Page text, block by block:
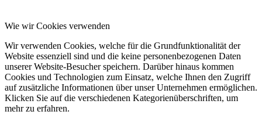
Wie wir Cookies verwenden
Wir verwenden Cookies, welche für die Grundfunktionalität der
Website essenziell sind und die keine personenbezogenen Daten
unserer Website-Besucher speichern. Darüber hinaus kommen
Cookies und Technologien zum Einsatz, welche Ihnen den Zugriff
auf zusätzliche Informationen über unser Unternehmen ermöglichen.
Klicken Sie auf die verschiedenen Kategorienüberschriften, um
mehr zu erfahren.